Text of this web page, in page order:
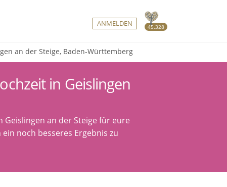
45.328
ANMELDEN
an der Steige, Baden-Württemberg
in Geislingen
Geislingen an der Steige für eure
noch besseres Ergebnis zu